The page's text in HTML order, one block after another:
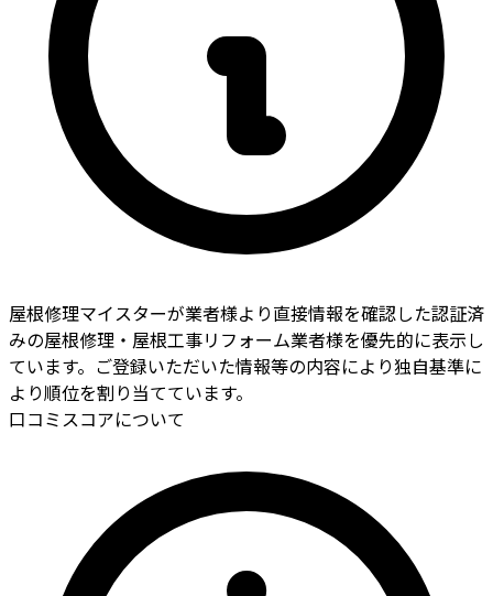
屋根修理マイスターが業者様より直接情報を確認した認証済
みの屋根修理・屋根工事リフォーム業者様を優先的に表示し
ています。ご登録いただいた情報等の内容により独自基準に
より順位を割り当てています。
口コミスコアについて